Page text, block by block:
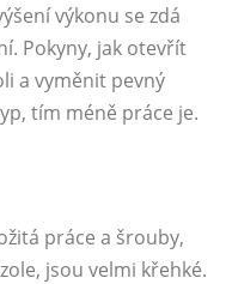
výkonu se zdá
Pokyny, jak otevřít
a vyměnit pevný
tím méně práce je.
práce a šrouby,
jsou velmi křehké.